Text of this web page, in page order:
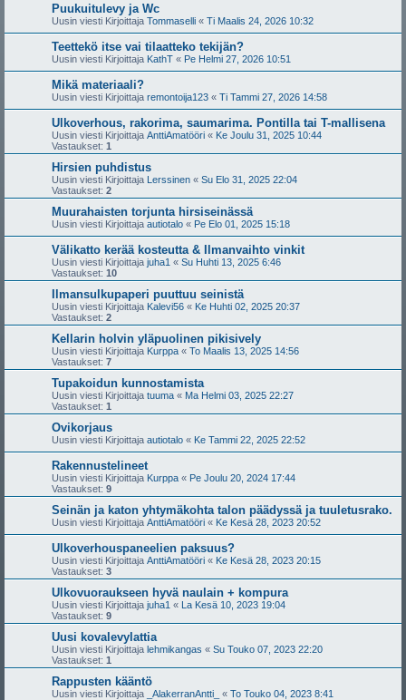
Puukuitulevy ja Wc
Uusin viesti Kirjoittaja Tommaselli « Ti Maalis 24, 2026 10:32
Teettekö itse vai tilaatteko tekijän?
Uusin viesti Kirjoittaja KathT « Pe Helmi 27, 2026 10:51
Mikä materiaali?
Uusin viesti Kirjoittaja remontoija123 « Ti Tammi 27, 2026 14:58
Ulkoverhous, rakorima, saumarima. Pontilla tai T-mallisena
Uusin viesti Kirjoittaja AnttiAmatööri « Ke Joulu 31, 2025 10:44
Vastaukset: 1
Hirsien puhdistus
Uusin viesti Kirjoittaja Lerssinen « Su Elo 31, 2025 22:04
Vastaukset: 2
Muurahaisten torjunta hirsiseinässä
Uusin viesti Kirjoittaja autiotalo « Pe Elo 01, 2025 15:18
Välikatto kerää kosteutta & Ilmanvaihto vinkit
Uusin viesti Kirjoittaja juha1 « Su Huhti 13, 2025 6:46
Vastaukset: 10
Ilmansulkupaperi puuttuu seinistä
Uusin viesti Kirjoittaja Kalevi56 « Ke Huhti 02, 2025 20:37
Vastaukset: 2
Kellarin holvin yläpuolinen pikisively
Uusin viesti Kirjoittaja Kurppa « To Maalis 13, 2025 14:56
Vastaukset: 7
Tupakoidun kunnostamista
Uusin viesti Kirjoittaja tuuma « Ma Helmi 03, 2025 22:27
Vastaukset: 1
Ovikorjaus
Uusin viesti Kirjoittaja autiotalo « Ke Tammi 22, 2025 22:52
Rakennustelineet
Uusin viesti Kirjoittaja Kurppa « Pe Joulu 20, 2024 17:44
Vastaukset: 9
Seinän ja katon yhtymäkohta talon päädyssä ja tuuletusrako.
Uusin viesti Kirjoittaja AnttiAmatööri « Ke Kesä 28, 2023 20:52
Ulkoverhouspaneelien paksuus?
Uusin viesti Kirjoittaja AnttiAmatööri « Ke Kesä 28, 2023 20:15
Vastaukset: 3
Ulkovuoraukseen hyvä naulain + kompura
Uusin viesti Kirjoittaja juha1 « La Kesä 10, 2023 19:04
Vastaukset: 9
Uusi kovalevylattia
Uusin viesti Kirjoittaja lehmikangas « Su Touko 07, 2023 22:20
Vastaukset: 1
Rappusten kääntö
Uusin viesti Kirjoittaja _AlakerranAntti_ « To Touko 04, 2023 8:41